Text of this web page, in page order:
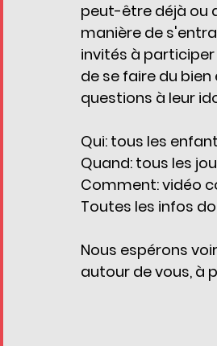
peut-être déjà ou
manière de
invités à
de se faire du
questions à leur
Qui: tous les
Quand: tous les
Comment: vidéo
Toutes les infos
Nous espérons
autour de vous, à